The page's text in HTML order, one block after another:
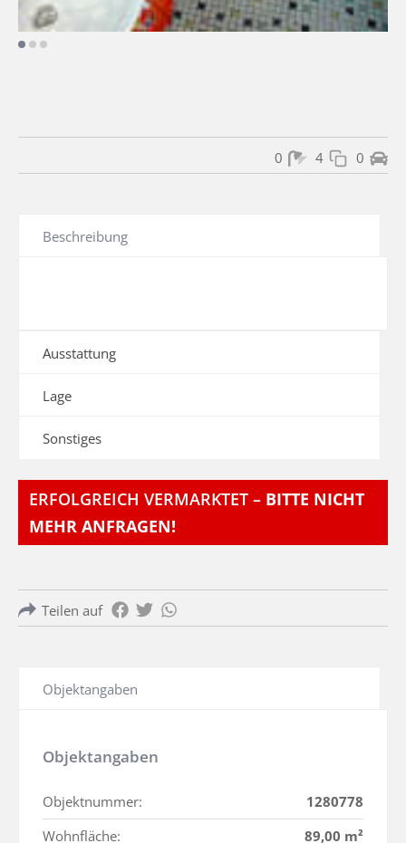
0
4
0
Beschreibung
Ausstattung
Lage
Sonstiges
ERFOLGREICH VERMARKTET – BITTE NICHT
MEHR ANFRAGEN!
Teilen auf
Objektangaben
Objektangaben
Objektnummer:
1280778
Wohnfläche:
89,00 m²